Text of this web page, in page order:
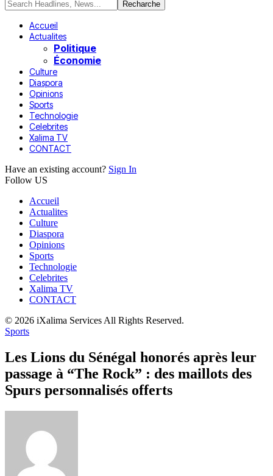
Accueil
Actualites
Politique
Économie
Culture
Diaspora
Opinions
Sports
Technologie
Celebrites
Xalima TV
CONTACT
Have an existing account? Sign In
Follow US
Accueil
Actualites
Culture
Diaspora
Opinions
Sports
Technologie
Celebrites
Xalima TV
CONTACT
© 2026 iXalima Services All Rights Reserved.
Sports
Les Lions du Sénégal honorés après leur
passage à “The Rock” : des maillots des
Spurs personnalisés offerts